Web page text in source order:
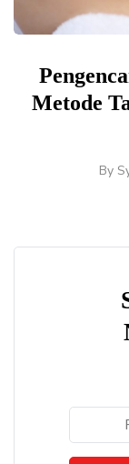
Metode
By